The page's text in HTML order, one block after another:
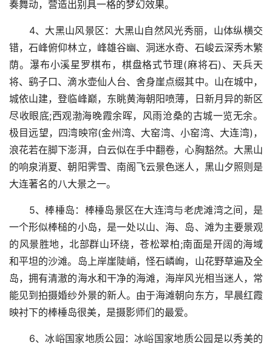
奏舞动，营造出别具一格的梦幻效果。
4、大黑山风景区：大黑山自然风光秀丽，山体纵横交
错，石峰俯仰林立，峰雄谷幽、洞迷水奇、石峻云深秀木繁
荫。瀑布小溪星罗棋布，棋盘格式节理(麻将石)、天兵天
将、鹞子口、滴水壶仙人台、舍身崖点缀其中。山在城中，
城依山建，登临峰巅，东眺黄海朝阳喷薄，日新月异的新区
尽收眼底;西观渤海晚霞余晖，风雨沧桑的古城一览无余。
极目远望，四湾映帘(金州湾、大窑湾、小窑湾、大连湾)，
浪花若在脚下澎湃，白云似在手中翻卷，心胸豁然。大黑山
的响泉消夏、朝阳霁雪、南阁飞云景色迷人，黑山夕照则是
大连著名的八大景之一。
5、棒棰岛：棒棰岛景区在大连湾与老虎滩湾之间，是
一个形似棒槌的小岛，是一处以山、海、岛、滩为主要景观
的风景胜地，北部群山环绕，苍松翠柏;南面是开阔的海域
和平坦的沙滩。岛上岸崖陡峭，怪石嶙峋，山花野草遍及全
岛，拥有清澈的海水和干净的海滩，海岸风光相当迷人，常
能见到拍摄婚纱外景的新人。由于海滩朝向东方，早晨红霞
映衬下的棒棰岛很美，是摄影师们的最爱。
6、冰峪国家地质公园：冰峪国家地质公园是以秀美的